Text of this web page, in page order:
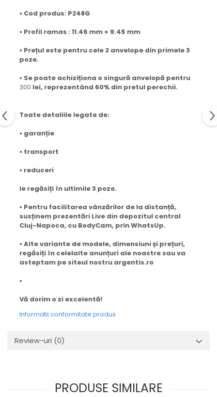
• Cod produs: P248G
• Profil ramas : 11.46 mm + 9.45 mm
• Prețul este pentru cele 2 anvelope din primele 3
poze.
• Se poate achiziționa o singură anvelopă pentru
300 lei, reprezentând 60% din pretul perechii.
Toate detaliile legate de:
• garanție
• transport
• reduceri
le regăsiți în ultimile 3 poze.
• Pentru facilitarea vânzărilor de la distanță,
susținem prezentări Live din depozitul central
Cluj-Napoca, cu BodyCam, prin WhatsUp.
• Alte variante de modele, dimensiuni și prețuri,
regăsiți în celelalte anunțuri ale noastre sau va
asteptam pe siteul nostru argentis.ro
•
Vă dorim o zi excelentă!
Informatii conformitate produs
Review-uri (0)
PRODUSE SIMILARE